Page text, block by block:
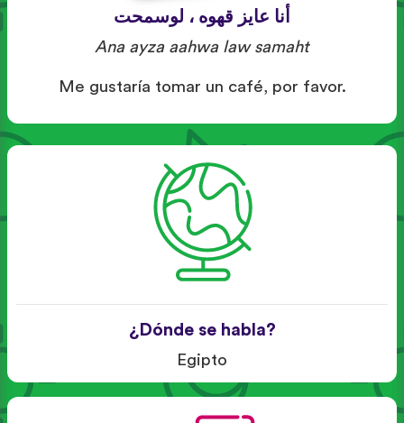
أنا عايز قهوه ، لوسمحت
Ana ayza aahwa law samaht
Me gustaría tomar un café, por favor.
¿Dónde se habla?
Egipto